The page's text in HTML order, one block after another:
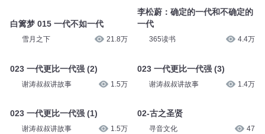
白篱梦 015 一代不如一代
雪月之下 21.8万
023 一代更比一代强 (2)
谢涛叔叔讲故事 1.5万
023 一代更比一代强 (1)
谢涛叔叔讲故事 1.5万
李松蔚：确定的一代和不确定的
一代
365读书 4.4万
023 一代更比一代强 (3)
谢涛叔叔讲故事 1.4万
02-古之圣贤
寻音文化 47